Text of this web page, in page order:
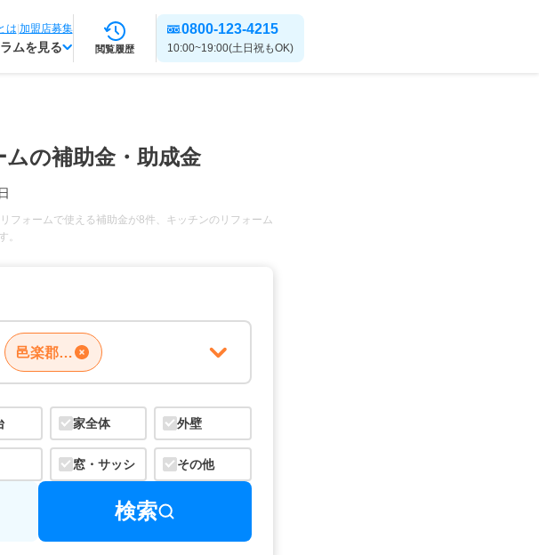
は|加盟店募集
ムを見る 閲覧履歴
0800-123-4215
10:00~19:00(土日祝もOK)
ムの補助金・助成金
フォームで使える補助金が8件、キッチンのリフォーム
。
邑楽郡千代田町
家全体 外壁
窓・サッシ その他
検索